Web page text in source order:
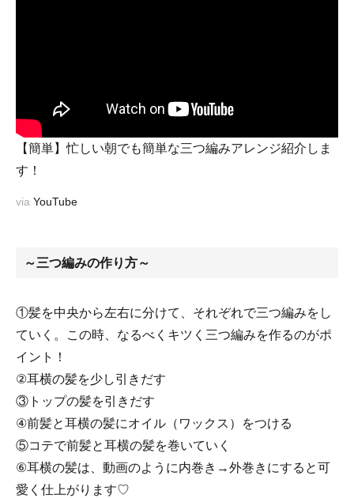
【簡単】忙しい朝でも簡単な三つ編みアレンジ紹介しま
す！
via YouTube
～三つ編みの作り方～
①髪を中央から左右に分けて、それぞれで三つ編みをし
ていく。この時、なるべくキツく三つ編みを作るのがポ
イント！
②耳横の髪を少し引きだす
③トップの髪を引きだす
④前髪と耳横の髪にオイル（ワックス）をつける
⑤コテで前髪と耳横の髪を巻いていく
⑥耳横の髪は、動画のように内巻き→外巻きにすると可
愛く仕上がります♡